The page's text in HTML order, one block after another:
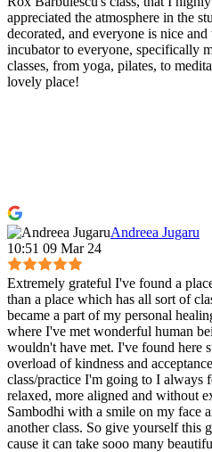
appreciated the atmosphere in the
decorated, and everyone is nice
incubator to everyone, specifically
classes, from yoga, pilates, to
lovely place!
Andreea Jugaru
10:51 09 Mar 24
Extremely grateful I've found a
than a place which has all sort of
became a part of my personal
where I've met wonderful human
wouldn't have met. I've found here
overload of kindness and
class/practice I'm going to I always
relaxed, more aligned and without
Sambodhi with a smile on my face
another class. So give yourself this
cause it can take sooo many